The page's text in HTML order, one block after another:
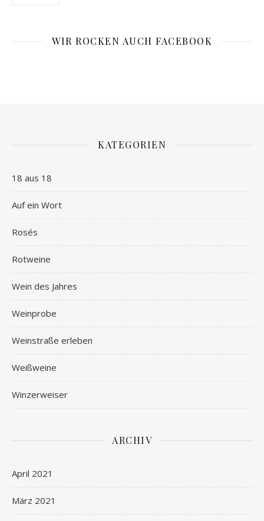
WIR ROCKEN AUCH FACEBOOK
KATEGORIEN
18 aus 18
Auf ein Wort
Rosés
Rotweine
Wein des Jahres
Weinprobe
Weinstraße erleben
Weißweine
Winzerweiser
ARCHIV
April 2021
März 2021